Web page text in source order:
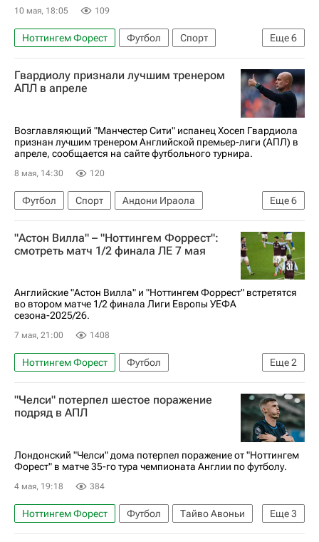
10 мая, 18:05 109
Еще6
Ноттингем Форест Футбол
Спорт
Англия
АПЛ 2026-2027 (Чемпионат Англии по футболу)
Бернли
Гвардиолу признали лучшим тренером
АПЛ в апреле
Возглавляющий "Манчестер Сити" испанец Хосеп Гвардиола
признан лучшим тренером Английской премьер-лиги (АПЛ) в
апреле, сообщается на сайте футбольного турнира.
8 мая, 14:30 120
Еще6
Футбол Спорт
Андони Ираола
Арне Слот
Морган Гиббс-Уайт
Манчестер Сити
Арсенал (Лондон)
АПЛ 2026-2027 (Чемпионат Англии по футболу)
"Астон Вилла" – "Ноттингем Форрест":
смотреть матч 1/2 финала ЛЕ 7 мая
Английские "Астон Вилла" и "Ноттингем Форрест" встретятся
во втором матче 1/2 финала Лиги Европы УЕФА
сезона-2025/26.
7 мая, 21:00 1408
Еще2
Ноттингем Форест
Футбол
Лига Европы УЕФА 2026-2027
Астон Вилла
"Челси" потерпел шестое поражение
подряд в АПЛ
Лондонский "Челси" дома потерпел поражение от "Ноттингем
Форест" в матче 35-го тура чемпионата Англии по футболу.
4 мая, 19:18 384
Еще3
Ноттингем Форест Футбол
Тайво Авоньи
Челси
Ливерпуль